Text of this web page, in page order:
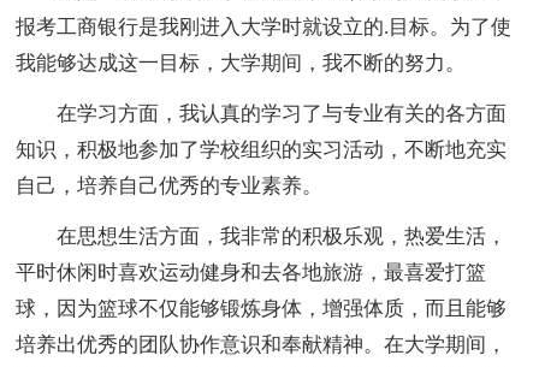
报考工商银行是我刚进入大学时就设立的.目标。为了使
我能够达成这一目标，大学期间，我不断的努力。
在学习方面，我认真的学习了与专业有关的各方面
知识，积极地参加了学校组织的实习活动，不断地充实
自己，培养自己优秀的专业素养。
在思想生活方面，我非常的积极乐观，热爱生活，
平时休闲时喜欢运动健身和去各地旅游，最喜爱打篮
球，因为篮球不仅能够锻炼身体，增强体质，而且能够
培养出优秀的团队协作意识和奉献精神。在大学期间，